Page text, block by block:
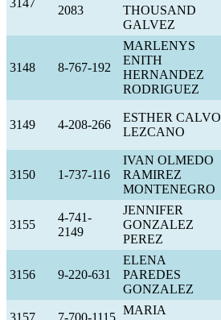
3147
2083
THOUSAND
GALVEZ
3148 8-767-192
MARLENYS
ENITH
HERNANDEZ
RODRIGUEZ
3149 4-208-266
ESTHER CALVO
LEZCANO
3150 1-737-116
IVAN OLMEDO
RAMIREZ
MONTENEGRO
3155
4-741-
2149
JENNIFER
GONZALEZ
PEREZ
3156 9-220-631
ELENA
PAREDES
GONZALEZ
MARIA